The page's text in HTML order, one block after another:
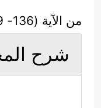
من الآية (136- 149)
شرح